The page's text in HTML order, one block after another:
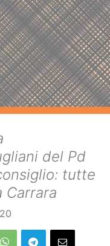
del Pd
tutte
Carrara